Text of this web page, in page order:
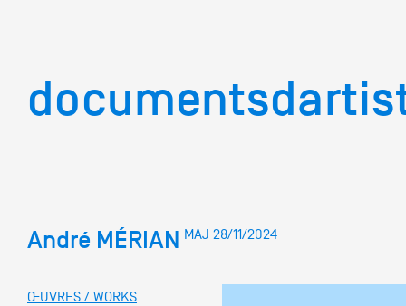
André MÉRIAN MAJ 28/11/2024
ŒUVRES / WORKS